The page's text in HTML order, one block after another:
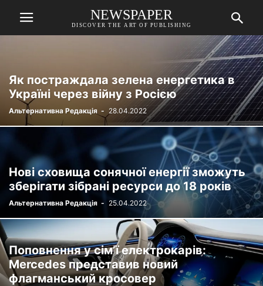
NEWSPAPER
DISCOVER THE ART OF PUBLISHING
Як постраждала зелена енергетика в
Україні через війну з Росією
Альтернативна Редакція - 28.04.2022
Нові сховища сонячної енергії зможуть
зберігати зібрані ресурси до 18 років
Альтернативна Редакція - 25.04.2022
Поповнення у сім’ї електрокарів:
Mercedes представив новий
флагманський кросовер